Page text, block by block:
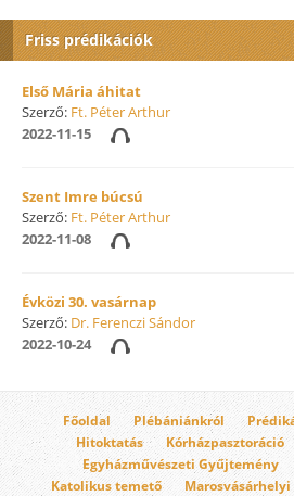
Friss prédikációk
Első Mária áhitat
Szerző: Ft. Péter Arthur
2022-11-15
Szent Imre búcsú
Szerző: Ft. Péter Arthur
2022-11-08
Évközi 30. vasárnap
Szerző: Dr. Ferenczi Sándor
2022-10-24
Főoldal Plébániánkról
Hitoktatás
Kórházpasztoráció
Egyházművészeti Gyűjtemény
Katolikus temető